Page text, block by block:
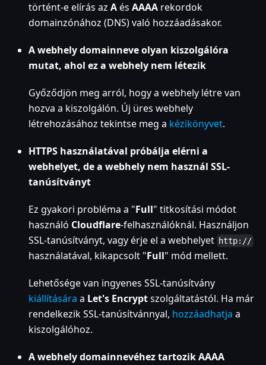
történt-e elírás az Aés AAAA rekordok
domainzónához (DNS) való hozzáadásakor.
A webhely domainneve olyan kiszolgálóra
mutat, ahol ez a webhely nem létezik
Győződjön meg arról, hogy a webhely létre van
hozva a kiszolgálón. Új üres webhely
létrehozásához tekintse meg a kézikönyvet.
HTTPS használatával próbálja elérni a
webhelyet, de a webhely nem használ SSL-
tanúsítványt
Ez gyakori probléma a "Full" titkosítási módot
használó Cloudflare-felhasználóknál. Használjon
SSL-tanúsítványt, vagy érje el a webhelyet http://
használatával, kikapcsolt "Full" mód mellett.
Lehetősége van ingyenes SSL-tanúsítvány
kiállítására a Let's Encryptszolgáltatástól. Ha már
rendelkezik SSL-tanúsítvánnyal, hozzáadhatja a
kiszolgálóhoz.
A webhely domainnevéhez tartozik AAAA